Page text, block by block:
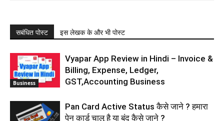
सबंधित पोस्ट इस लेखक के और भी पोस्ट
Business
Vyapar App Review in Hindi – Invoice &
Billing, Expense, Ledger,
GST,Accounting Business
Pan Card Active Status कैसे जाने ? हमारा
पेन कार्ड चालू है या बंद कैसे जाने ?